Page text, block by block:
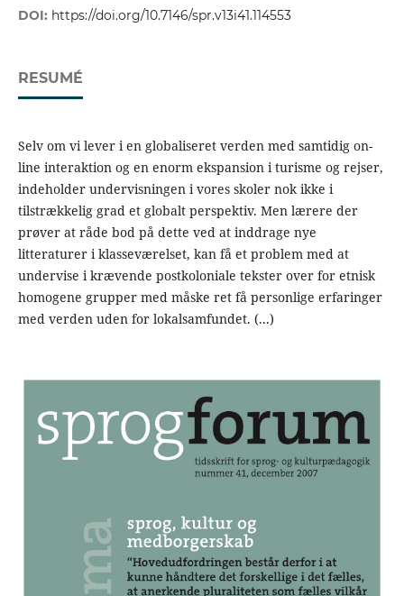
DOI: https://doi.org/10.7146/spr.v13i41.114553
RESUMÉ
Selv om vi lever i en globaliseret verden med samtidig on-
line interaktion og en enorm ekspansion i turisme og rejser,
indeholder undervisningen i vores skoler nok ikke i
tilstrækkelig grad et globalt perspektiv. Men lærere der
prøver at råde bod på dette ved at inddrage nye
litteraturer i klasseværelset, kan få et problem med at
undervise i krævende postkoloniale tekster over for etnisk
homogene grupper med måske ret få personlige erfaringer
med verden uden for lokalsamfundet. (...)